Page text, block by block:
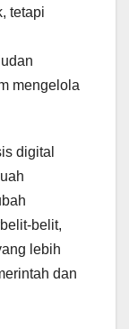
tetapi
mengelola
digital
belit,
lebih
dan